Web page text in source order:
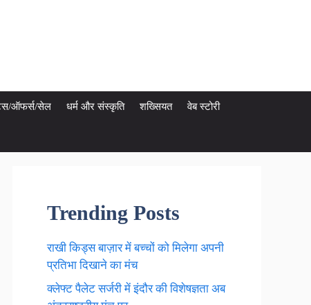
ऑफर्स/सेल धर्म और संस्कृति शख्सियत वेब स्टोरी
Trending Posts
राखी किड्स बाज़ार में बच्चों को मिलेगा अपनी
प्रतिभा दिखाने का मंच
क्लेफ्ट पैलेट सर्जरी में इंदौर की विशेषज्ञता अब